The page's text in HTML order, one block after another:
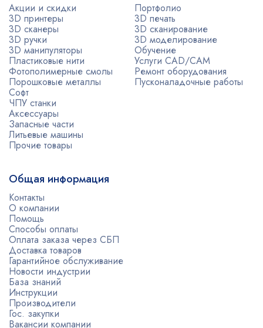
Акции и скидки
3D принтеры
3D сканеры
3D ручки
3D манипуляторы
Пластиковые нити
Фотополимерные смолы
Порошковые металлы
Софт
ЧПУ станки
Аксессуары
Запасные части
Литьевые машины
Прочие товары
Портфолио
3D печать
3D сканирование
3D моделирование
Обучение
Услуги CAD/CAM
Ремонт оборудования
Пусконаладочные работы
Общая информация
Контакты
О компании
Помощь
Способы оплаты
Оплата заказа через СБП
Доставка товаров
Гарантийное обслуживание
Новости индустрии
База знаний
Инструкции
Производители
Гос. закупки
Вакансии компании